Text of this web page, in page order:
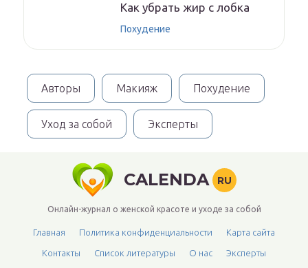
Как убрать жир с лобка
Похудение
Авторы Макияж Похудение
Уход за собой Эксперты
CALENDA RU
Онлайн-журнал о женской красоте и уходе за собой
Главная Политика конфиденциальности Карта сайта
Контакты Список литературы О нас Эксперты